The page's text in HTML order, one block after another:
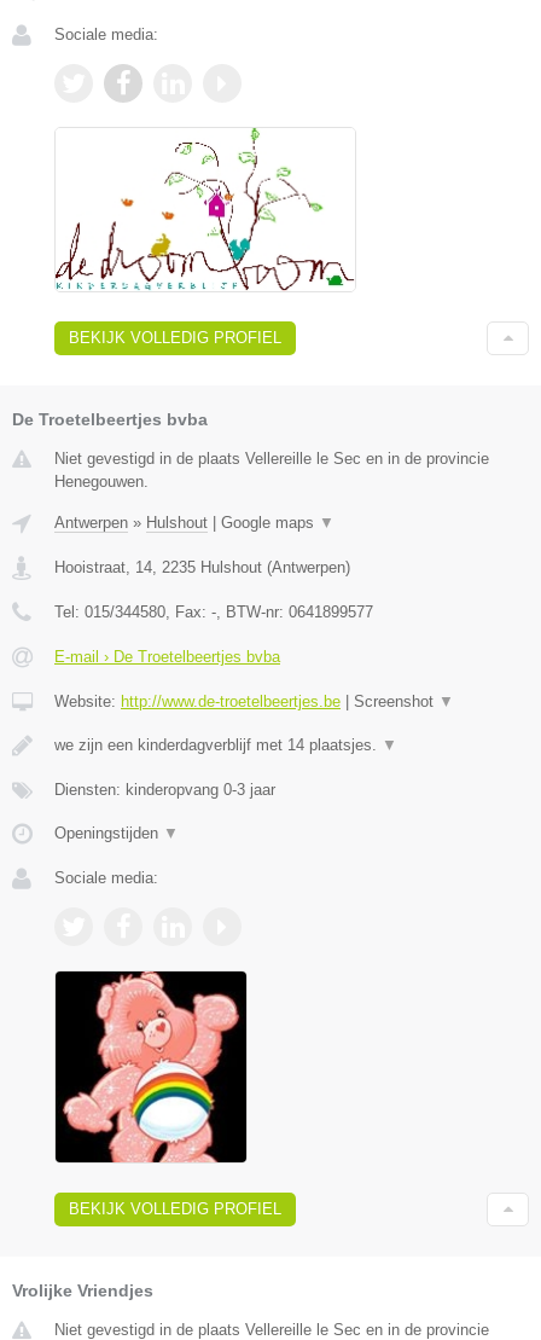
Sociale media:
BEKIJK VOLLEDIG PROFIEL
De Troetelbeertjes bvba
Niet gevestigd in de plaats Vellereille le Sec en in de provincie
Henegouwen.
Antwerpen » Hulshout Google maps ▼
Hooistraat, 14 2235 Hulshout (Antwerpen)
Tel: 015/344580 , Fax: - , BTW-nr: 0641899577
E-mail › De Troetelbeertjes bvba
Website: http://www.de-troetelbeertjes.be Screenshot ▼
we zijn een kinderdagverblijf met 14 plaatsjes. ▼
Diensten: kinderopvang 0-3 jaar
Openingstijden ▼
Sociale media:
BEKIJK VOLLEDIG PROFIEL
Vrolijke Vriendjes
Niet gevestigd in de plaats Vellereille le Sec en in de provincie